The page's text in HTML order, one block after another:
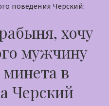
поведения Черский:
хочу
мужчину
минета в
Черский